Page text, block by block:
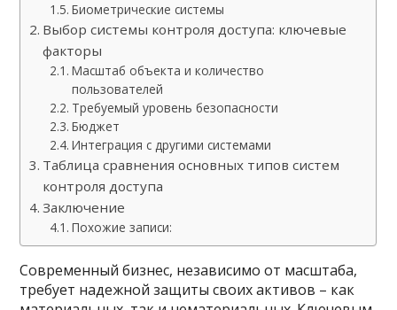
Биометрические системы
Выбор системы контроля доступа: ключевые
факторы
Масштаб объекта и количество
пользователей
Требуемый уровень безопасности
Бюджет
Интеграция с другими системами
Таблица сравнения основных типов систем
контроля доступа
Заключение
Похожие записи:
Современный бизнес, независимо от масштаба,
требует надежной защиты своих активов – как